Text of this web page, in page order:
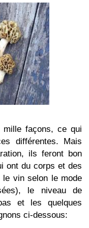
mille façons, ce qui
différentes. Mais
ils feront bon
ont du corps et des
le vin selon le mode
le niveau de
et les quelques
ci-dessous: